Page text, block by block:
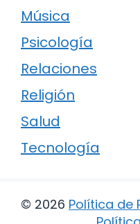
Música
Psicología
Relaciones
Religión
Salud
Tecnología
© 2026 Política de